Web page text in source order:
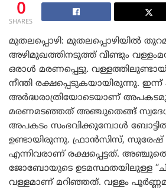
0
SHARES
മുതലപ്പൊഴി: മുതലപ്പൊഴിയില്‍
അഴിമുഖത്തിനടുത്ത് വീണ്ടും
ഒരാള്‍ മരണപ്പെട്ടു.
നീന്തി രക്ഷപ്പെടുകയായിരുന്നു.
അര്‍ദ്ധരാത്രിയോടെയാണ്
മരണമടഞ്ഞത് അഞ്ചുതെങ്ങ്
അപകടം സംഭവിക്കുമ്പോള്‍
ഉണ്ടായിരുന്നു. ഫ്രാൻസിസ്,
എന്നിവരാണ് രക്ഷപ്പെട്ടത്.
ജോബോയുടെ ഉടമസ്ഥതയിലുള്ള
വള്ളമാണ് മറിഞ്ഞത്. വള്ളം